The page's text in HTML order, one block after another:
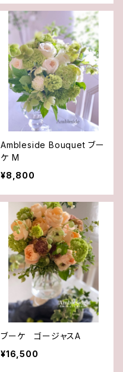
Ambleside Bouquet ブー
ケ M
¥8,800
ブーケ ゴージャスA
¥16,500